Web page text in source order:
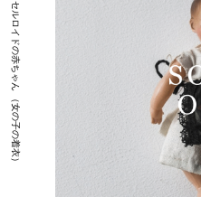
セルロイドの赤ちゃん （女の子の着衣）